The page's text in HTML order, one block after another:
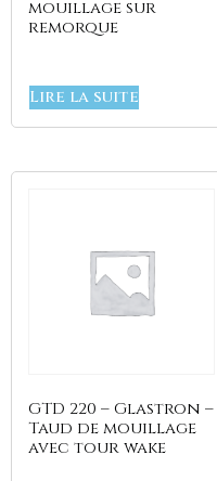
Quicksilver
Beneteau
mouillage sur
remorque
Lire la suite
GTD 220 – Glastron –
Taud de mouillage
avec tour wake